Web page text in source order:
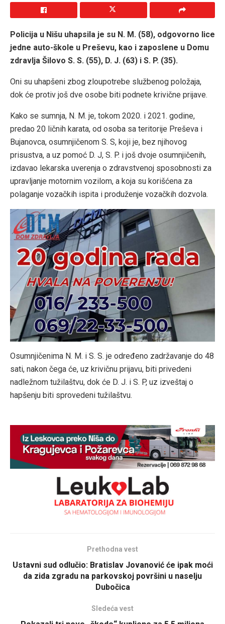
Policija u Nišu uhapsila je su N. M. (58), odgovorno lice
jedne auto-škole u Preševu, kao i zaposlene u Domu
zdravlja Šilovo S. S. (55), D. J. (63) i S. P. (35).
Oni su uhapšeni zbog zloupotrebe službenog položaja,
dok će protiv još dve osobe biti podnete krivične prijave.
Kako se sumnja, N. M. je, tokom 2020. i 2021. godine,
predao 20 ličnih karata, od osoba sa teritorije Preševa i
Bujanovca, osumnjičenom S. S, koji je, bez njihovog
prisustva, a uz pomoć D. J, S. P. i još dvoje osumnjičenih,
izdavao lekarska uverenja o zdravstvenoj sposobnosti za
upravljanje motornim vozilom, a koja su korišćena za
polaganje vozačkih ispita i produženje vozačkih dozvola.
Osumnjičenima N. M. i S. S. je određeno zadržavanje do 48
sati, nakon čega će, uz krivičnu prijavu, biti privedeni
nadležnom tužilaštvu, dok će D. J. i S. P, uz izveštaj o
hapšenju biti sprovedeni tužilaštvu.
Prethodna vest
Ustavni sud odlučio: Bratislav Jovanović će ipak moći
da zida zgradu na parkovskoj površini u naselju
Dubočica
Sledeća vest